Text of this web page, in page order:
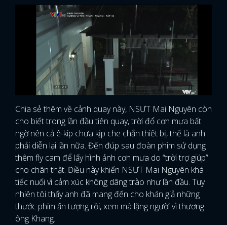
Chia sẻ thêm về cảnh quay này, NSƯT Mai Nguyên còn
cho biết trong lần đầu tiên quay, trời đổ cơn mưa bất
ngờ nên cả ê-kip chưa kịp che chắn thiết bị, thế là anh
phải diễn lại lần nữa. Đến đúp sau đoàn phim sử dụng
thêm fly cam để lấy hình ảnh cơn mưa do “trời trợ giúp”
cho chân thật. Điều này khiến NSƯT Mai Nguyên khá
tiếc nuối vì cảm xúc không dâng trào như lần đầu. Tuy
nhiên tôi thấy anh đã mang đến cho khán giả những
thước phim ấn tượng rồi, xem mà lặng người vì thương
ông Khang.